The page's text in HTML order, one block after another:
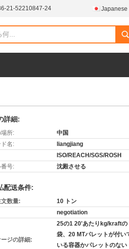
21-52210847-24 Japanese
詳細:
所:
中国
名:
liangjiang
ISO/REACH/SGS/ROSH
号:
沈殿させる
配送条件:
数量:
10 トン
negotiation
ジの詳細:
25の1 20'あたりkg/kraftの
袋、20 MTパレットが付い
いる容器かパレットのない